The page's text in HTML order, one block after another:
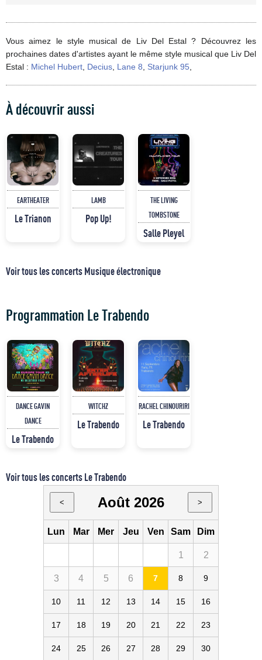
Vous aimez le style musical de Liv Del Estal ? Découvrez les
prochaines dates d'artistes ayant le même style musical que Liv Del
Estal : Michel Hubert Decius Lane 8 Starjunk 95
À découvrir aussi
EARTHEATER
Le Trianon
LAMB
Pop Up!
THE LIVING
TOMBSTONE
Salle Pleyel
Voir tous les concerts Musique électronique
Programmation Le Trabendo
DANCE GAVIN
DANCE
Le Trabendo
WITCHZ
Le Trabendo
RACHEL CHINOURIRI
Le Trabendo
Voir tous les concerts Le Trabendo
< Août 2026 >
Lun Mar Mer Jeu Ven Sam Dim
1 2
3 4 5 6 7 8 9
10 11 12 13 14 15 16
17 18 19 20 21 22 23
24 25 26 27 28 29 30